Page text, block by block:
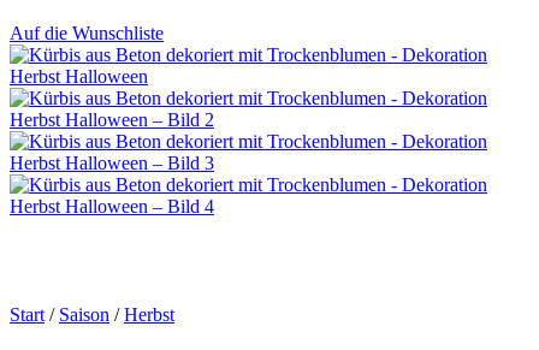
Auf die Wunschliste
Start / Saison / Herbst